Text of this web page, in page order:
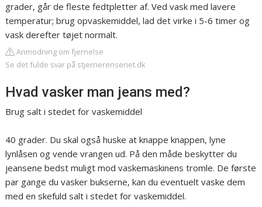
grader, går de fleste fedtpletter af. Ved vask med lavere
temperatur; brug opvaskemiddel, lad det virke i 5-6 timer og
vask derefter tøjet normalt.
Anmodning om fjernelse
Se det fulde svar på stjernerenseriet.dk
Hvad vasker man jeans med?
Brug salt i stedet for vaskemiddel
40 grader. Du skal også huske at knappe knappen, lyne
lynlåsen og vende vrangen ud. På den måde beskytter du
jeansene bedst muligt mod vaskemaskinens tromle. De første
par gange du vasker bukserne, kan du eventuelt vaske dem
med en skefuld salt i stedet for vaskemiddel.